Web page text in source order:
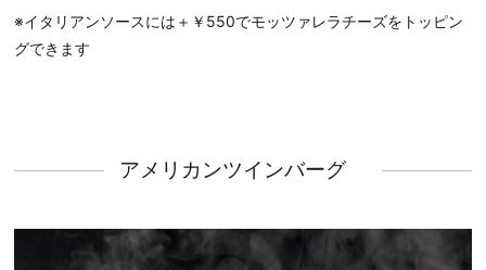
※イタリアンソースには＋￥550でモッツァレラチーズをトッピン
グできます
アメリカンツインバーグ